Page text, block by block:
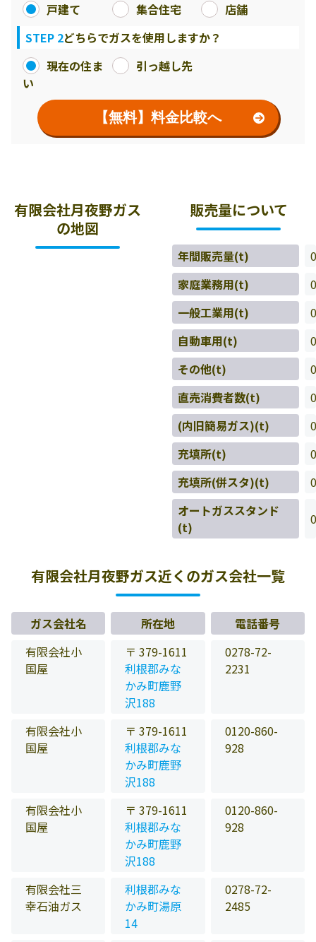
戸建て
集合住宅
店舗
STEP 2どちらでガスを使用しますか？
現在の住ま
い
引っ越し先
【無料】料金比較へ
有限会社月夜野ガス
の地図
販売量について
年間販売量(t)
0
家庭業務用(t)
0
一般工業用(t)
0
自動車用(t)
0
その他(t)
0
直売消費者数(t)
0
(内旧簡易ガス)(t)
0
充填所(t)
0
充填所(併スタ)(t)
0
オートガススタンド
(t)
0
有限会社月夜野ガス近くのガス会社一覧
ガス会社名 所在地
電話番号
有限会社小
国屋
〒 379-1611
利根郡みな
かみ町鹿野
沢188
0278-72-
2231
有限会社小
国屋
〒 379-1611
利根郡みな
かみ町鹿野
沢188
0120-860-
928
有限会社小
国屋
〒 379-1611
利根郡みな
かみ町鹿野
沢188
0120-860-
928
有限会社三
幸石油ガス
利根郡みな
かみ町湯原
14
0278-72-
2485